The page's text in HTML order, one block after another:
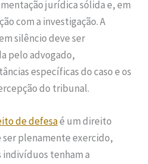
jurídica sólida e, em
com a investigação. A
silêncio deve ser
pelo advogado,
específicas do caso e os
do tribunal.
de defesaé um direito
plenamente exercido,
tenham a